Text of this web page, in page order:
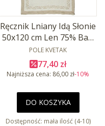
Ręcznik Lniany Idą Słonie
50x120 cm Len 75% Baw
25%
PRODUCENT
POLE KVETAK
Cena promocyjna
77,40 zł
Najniższa cena: 86,00 zł-10%
DO KOSZYKA
Dostępność: mała ilość (4-10)